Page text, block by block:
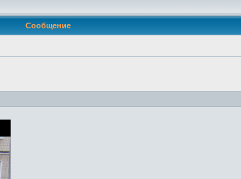
Сообщение